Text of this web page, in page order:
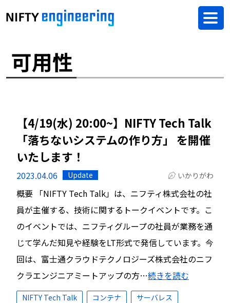
可用性
【4/19(水) 20:00~】NIFTY Tech Talk
「落ちないシステムの作り方」 を開催
いたします！
2023.04.06 Update いかりがわ
概要 「NIFTY Tech Talk」は、ニフティ株式会社の社
員が主催する、技術に関するトークイベントです。こ
のイベントでは、ニフティグループの社員が業務を通
じて学んだ知見や経験をLT形式で発信しています。今
回は、富士通クラウドテクノロジーズ株式会社のニフ
クラエンジニアミートアップの方…続きを読む
NIFTY Tech Talk コンテナ
サーバレス